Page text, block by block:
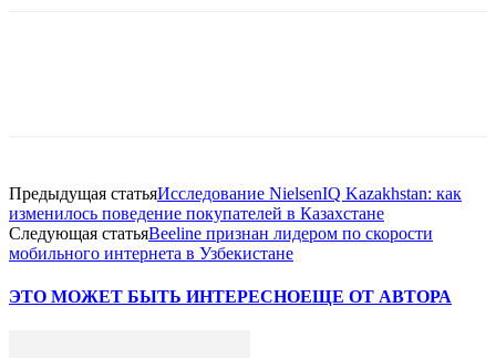
Предыдущая статьяИсследование NielsenIQ Kazakhstan: как
изменилось поведение покупателей в Казахстане
Следующая статьяBeeline признан лидером по скорости
мобильного интернета в Узбекистане
ЭТО МОЖЕТ БЫТЬ ИНТЕРЕСНОЕЩЕ ОТ АВТОРА